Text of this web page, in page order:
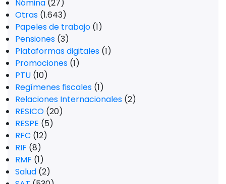
Nómina (27)
Otras (1.643)
Papeles de trabajo (1)
Pensiones (3)
Plataformas digitales (1)
Promociones (1)
PTU (10)
Regímenes fiscales (1)
Relaciones Internacionales (2)
RESICO (20)
RESPE (5)
RFC (12)
RIF (8)
RMF (1)
Salud (2)